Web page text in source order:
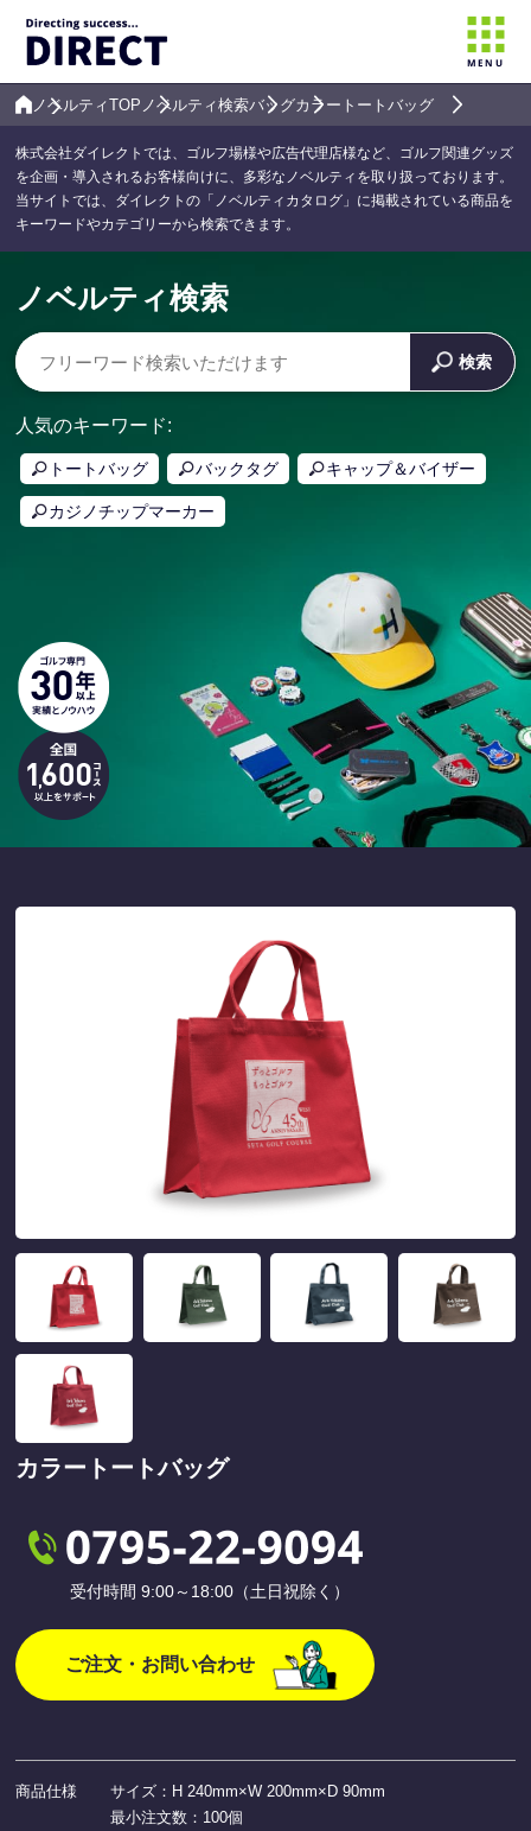
MENU
ノベルティTOP ノベルティ検索バッグカラートートバッグ
株式会社ダイレクトでは、ゴルフ場様や広告代理店様など、ゴルフ関連グッズ
を企画・導入されるお客様向けに、多彩なノベルティを取り扱っております。
当サイトでは、ダイレクトの「ノベルティカタログ」に掲載されている商品を
キーワードやカテゴリーから検索できます。
ノベルティ検索
検索
人気のキーワード:
トートバッグ バックタグ キャップ＆バイザー
カジノチップマーカー
カラートートバッグ
受付時間 9:00～18:00（土日祝除く）
ご注文・お問い合わせ
商品仕様
サイズ：H 240mm×W 200mm×D 90mm
最小注文数：100個